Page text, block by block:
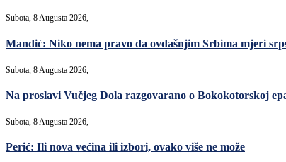
Subota, 8 Augusta 2026,
Mandić: Niko nema pravo da ovdašnjim Srbima mjeri
Subota, 8 Augusta 2026,
Na proslavi Vučjeg Dola razgovarano o Bokokotorskoj
Subota, 8 Augusta 2026,
Perić: Ili nova većina ili izbori, ovako više ne može